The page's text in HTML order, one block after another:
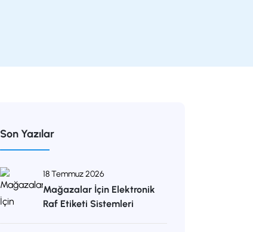
Son Yazılar
18 Temmuz 2026
Mağazalar İçin Elektronik
Raf Etiketi Sistemleri